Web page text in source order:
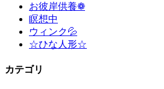
お彼岸供養❁
瞑想中
ウィンク💦
☆ひな人形☆
カテゴリ